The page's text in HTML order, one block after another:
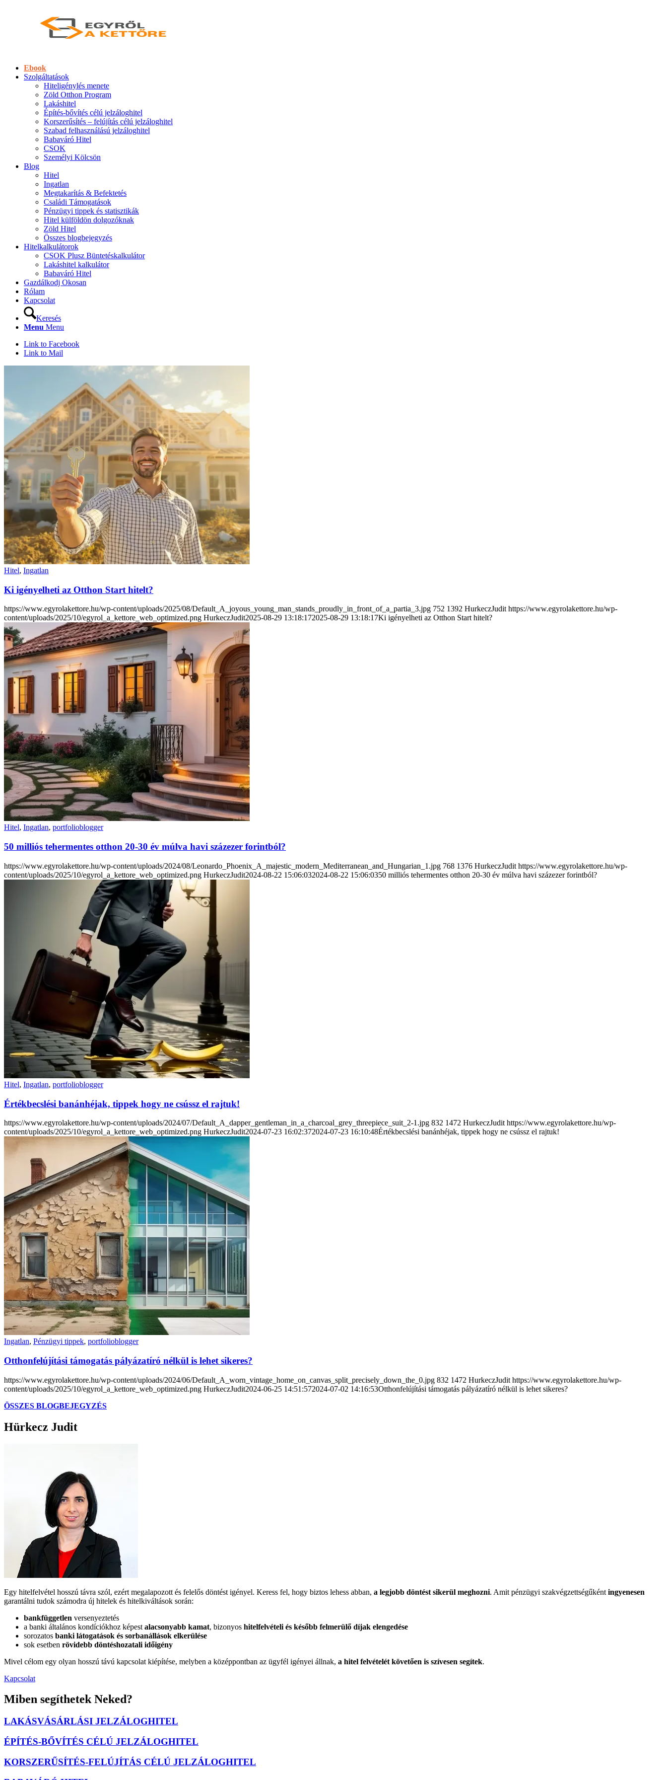
Ebook
Szolgáltatások
Hiteligénylés menete
Zöld Otthon Program
Lakáshitel
Építés-bővítés célú jelzáloghitel
Korszerűsítés – felújítás célú jelzáloghitel
Szabad felhasználású jelzáloghitel
Babaváró Hitel
CSOK
Személyi Kölcsön
Blog
Hitel
Ingatlan
Megtakarítás & Befektetés
Családi Támogatások
Pénzügyi tippek és statisztikák
Hitel külföldön dolgozóknak
Zöld Hitel
Összes blogbejegyzés
Hitelkalkulátorok
CSOK Plusz Büntetéskalkulátor
Lakáshitel kalkulátor
Babaváró Hitel
Gazdálkodj Okosan
Rólam
Kapcsolat
Keresés
Menu Menu
Link to Facebook
Link to Mail
Hitel, Ingatlan
Ki igényelheti az Otthon Start hitelt?
https://www.egyrolakettore.hu/wp-content/uploads/2025/08/Default_A_joyous_young_man_stands_proudly_in_front_of_a_partia_3.jpg 752 1392 HurkeczJudit https://www.egyrolakettore.hu/wp-
content/uploads/2025/10/egyrol_a_kettore_web_optimized.png HurkeczJudit2025-08-29 13:18:172025-08-29 13:18:17Ki igényelheti az Otthon Start hitelt?
Hitel, Ingatlan, portfolioblogger
50 milliós tehermentes otthon 20-30 év múlva havi százezer forintból?
https://www.egyrolakettore.hu/wp-content/uploads/2024/08/Leonardo_Phoenix_A_majestic_modern_Mediterranean_and_Hungarian_1.jpg 768 1376 HurkeczJudit https://www.egyrolakettore.hu/wp-
content/uploads/2025/10/egyrol_a_kettore_web_optimized.png HurkeczJudit2024-08-22 15:06:032024-08-22 15:06:0350 milliós tehermentes otthon 20-30 év múlva havi százezer forintból?
Hitel, Ingatlan, portfolioblogger
Értékbecslési banánhéjak, tippek hogy ne csússz el rajtuk!
https://www.egyrolakettore.hu/wp-content/uploads/2024/07/Default_A_dapper_gentleman_in_a_charcoal_grey_threepiece_suit_2-1.jpg 832 1472 HurkeczJudit https://www.egyrolakettore.hu/wp-
content/uploads/2025/10/egyrol_a_kettore_web_optimized.png HurkeczJudit2024-07-23 16:02:372024-07-23 16:10:48Értékbecslési banánhéjak, tippek hogy ne csússz el rajtuk!
Ingatlan, Pénzügyi tippek, portfolioblogger
Otthonfelújítási támogatás pályázatíró nélkül is lehet sikeres?
https://www.egyrolakettore.hu/wp-content/uploads/2024/06/Default_A_worn_vintage_home_on_canvas_split_precisely_down_the_0.jpg 832 1472 HurkeczJudit https://www.egyrolakettore.hu/wp-
content/uploads/2025/10/egyrol_a_kettore_web_optimized.png HurkeczJudit2024-06-25 14:51:572024-07-02 14:16:53Otthonfelújítási támogatás pályázatíró nélkül is lehet sikeres?
ÖSSZES BLOGBEJEGYZÉS
Hürkecz Judit
Egy hitelfelvétel hosszú távra szól, ezért megalapozott és felelős döntést igényel. Keress fel, hogy biztos lehess abban, a legjobb döntést sikerül meghozni. Amit pénzügyi szakvégzettségűként ingyenesen
garantálni tudok számodra új hitelek és hitelkiváltások során:
bankfüggetlen versenyeztetés
a banki általános kondíciókhoz képest alacsonyabb kamat, bizonyos hitelfelvételi és később felmerülő díjak elengedése
sorozatos banki látogatások és sorbanállások elkerülése
sok esetben rövidebb döntéshozatali időigény
Mivel célom egy olyan hosszú távú kapcsolat kiépítése, melyben a középpontban az ügyfél igényei állnak, a hitel felvételét követően is szívesen segítek.
Kapcsolat
Miben segíthetek Neked?
LAKÁSVÁSÁRLÁSI JELZÁLOGHITEL
ÉPÍTÉS-BŐVÍTÉS CÉLÚ JELZÁLOGHITEL
KORSZERŰSÍTÉS-FELÚJÍTÁS CÉLÚ JELZÁLOGHITEL